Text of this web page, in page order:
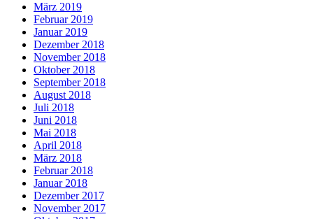
März 2019
Februar 2019
Januar 2019
Dezember 2018
November 2018
Oktober 2018
September 2018
August 2018
Juli 2018
Juni 2018
Mai 2018
April 2018
März 2018
Februar 2018
Januar 2018
Dezember 2017
November 2017